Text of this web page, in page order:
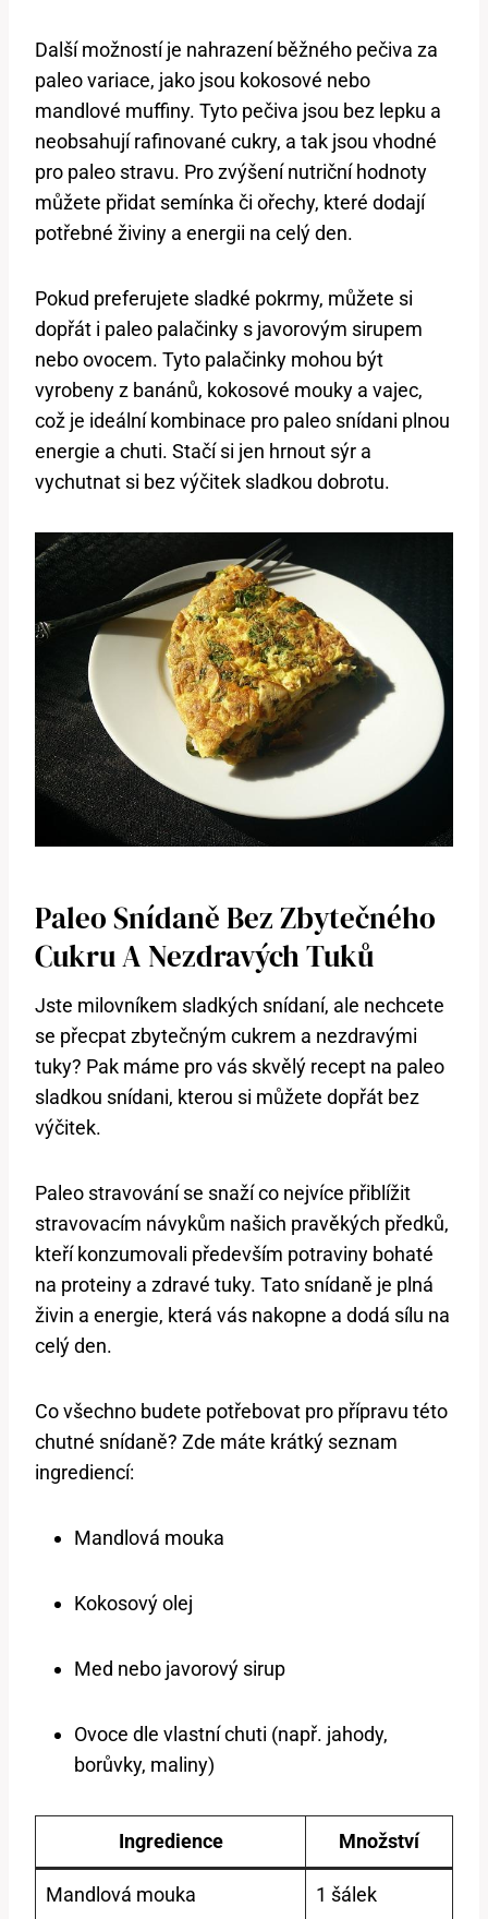
Další možností je nahrazení běžného pečiva za
paleo variace, jako jsou kokosové nebo
mandlové muffiny. Tyto pečiva jsou bez lepku a
neobsahují rafinované cukry, a tak jsou vhodné
pro paleo stravu. Pro zvýšení nutriční hodnoty
můžete přidat semínka či ořechy, které dodají
potřebné živiny a energii na celý den.
Pokud preferujete sladké pokrmy, můžete si
dopřát i paleo palačinky s javorovým sirupem
nebo ovocem. Tyto palačinky mohou být
vyrobeny z banánů, kokosové mouky a vajec,
což je ideální kombinace pro paleo snídani plnou
energie a chuti. Stačí si jen hrnout sýr a
vychutnat si bez výčitek sladkou dobrotu.
Paleo Snídaně Bez Zbytečného
Cukru A Nezdravých Tuků
Jste milovníkem sladkých snídaní, ale nechcete
se přecpat zbytečným cukrem a nezdravými
tuky? Pak máme pro vás skvělý recept na paleo
sladkou snídani, kterou si můžete dopřát bez
výčitek.
Paleo stravování se snaží co nejvíce přiblížit
stravovacím návykům našich pravěkých předků,
kteří konzumovali především potraviny bohaté
na proteiny a zdravé tuky. Tato snídaně je plná
živin a energie, která vás nakopne a dodá sílu na
celý den.
Co všechno budete potřebovat pro přípravu této
chutné snídaně? Zde máte krátký seznam
ingrediencí:
Mandlová mouka
Kokosový olej
Med nebo javorový sirup
Ovoce dle vlastní chuti (např. jahody,
borůvky, maliny)
Ingredience Množství
Mandlová mouka 1 šálek